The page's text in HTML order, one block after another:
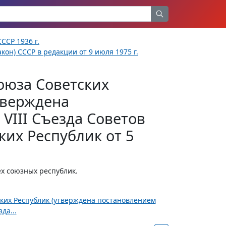
1936 г.
СССР в редакции от 9 июля 1975 г.
Советских
Съезда Советов
Республик от 5
союзных республик.
Республик (утверждена постановлением